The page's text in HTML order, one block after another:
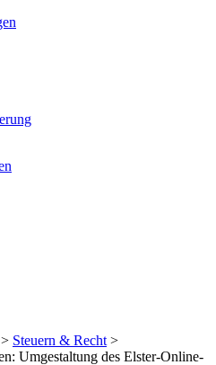
> Steuern & Recht >
Umgestaltung des Elster-Online-